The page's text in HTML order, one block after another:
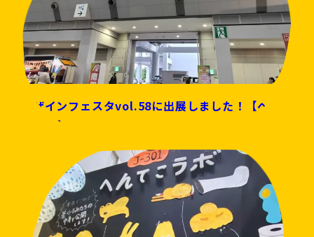
デザインフェスタvol.58に出展しました！【へんて
こラボ】